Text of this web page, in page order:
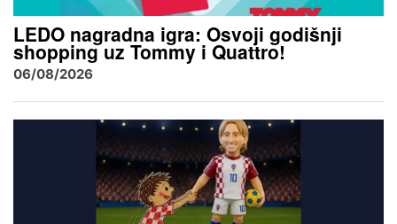
LEDO nagradna igra: Osvoji godišnji
shopping uz Tommy i Quattro!
06/08/2026